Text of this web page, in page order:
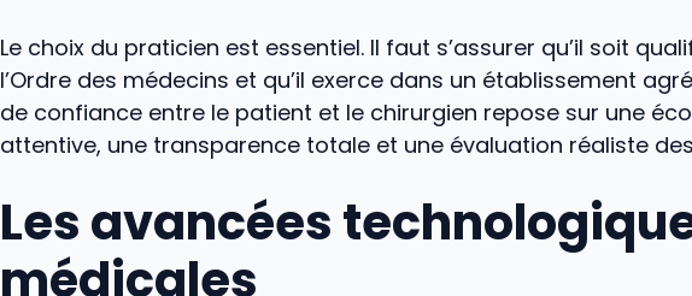
Le choix du praticien est essentiel. Il faut s’assurer qu’il soit
l’Ordre des médecins et qu’il exerce dans un établissement
de confiance entre le patient et le chirurgien repose sur une
attentive, une transparence totale et une évaluation réaliste
Les avancées
médicales